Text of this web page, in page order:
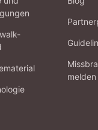
melden